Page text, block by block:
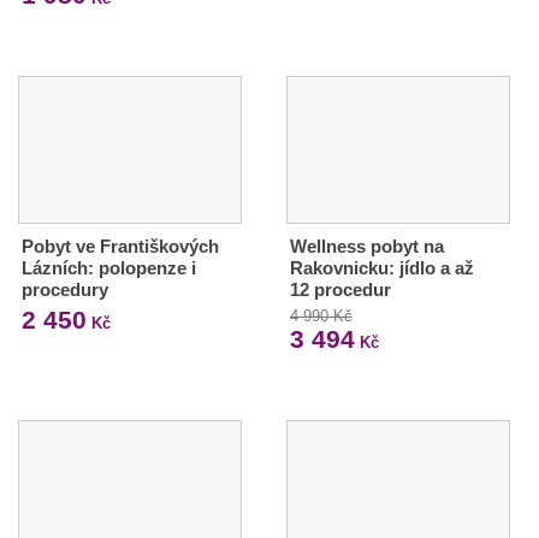
Pobyt ve Františkových
Lázních: polopenze i
procedury
2 450 Kč
Wellness pobyt na
Rakovnicku: jídlo a až
12 procedur
4 990 Kč
3 494Kč